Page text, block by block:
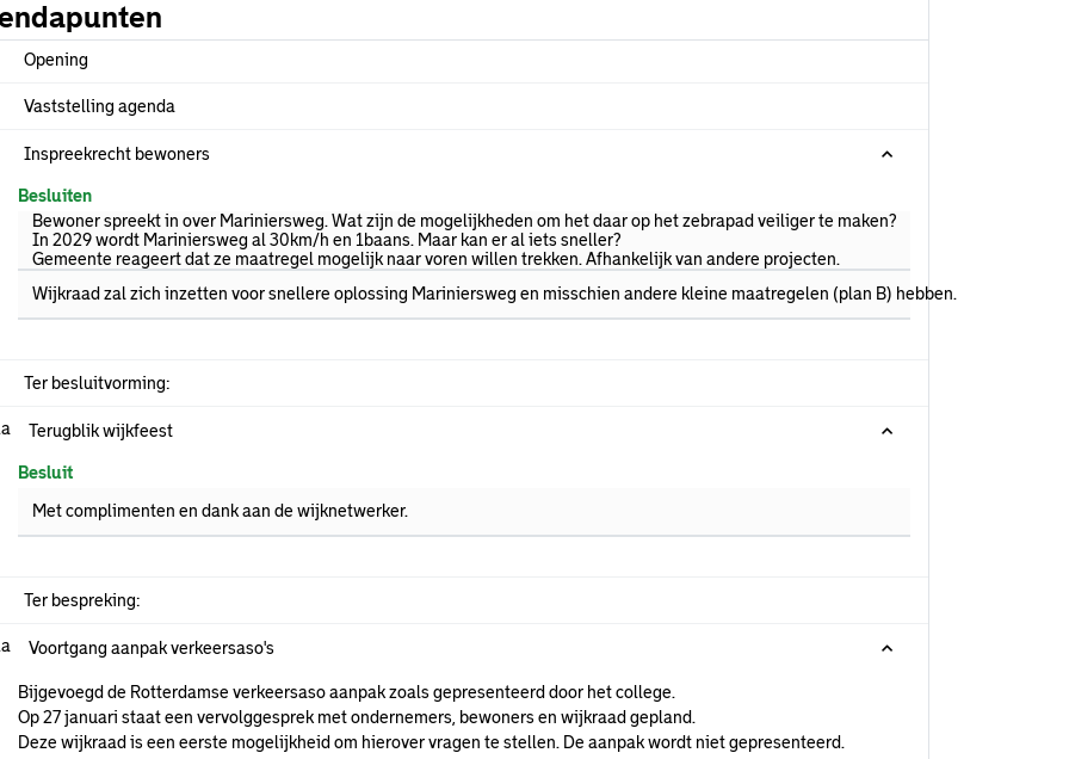
Opening
Vaststelling agenda
Inspreekrecht bewoners
Besluiten
Bewoner spreekt in over Mariniersweg. Wat zijn de mogelijkheden om het daar op het zebrapad veiliger te maken?
In 2029 wordt Mariniersweg al 30km/h en 1baans. Maar kan er al iets sneller?
Gemeente reageert dat ze maatregel mogelijk naar voren willen trekken. Afhankelijk van andere projecten.
Wijkraad zal zich inzetten voor snellere oplossing Mariniersweg en misschien andere kleine maatregelen (plan B) hebben.
Ter besluitvorming:
Terugblik wijkfeest
Besluit
Met complimenten en dank aan de wijknetwerker.
Ter bespreking:
Voortgang aanpak verkeersaso's
Bijgevoegd de Rotterdamse verkeersaso aanpak zoals gepresenteerd door het college.
Op 27 januari staat een vervolggesprek met ondernemers, bewoners en wijkraad gepland.
Deze wijkraad is een eerste mogelijkheid om hierover vragen te stellen. De aanpak wordt niet gepresenteerd.